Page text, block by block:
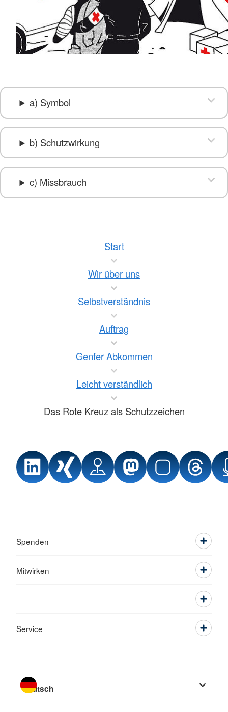
a) Symbol
b) Schutzwirkung
c) Missbrauch
Start
Wir über uns
Selbstverständnis
Auftrag
Genfer Abkommen
Leicht verständlich
Das Rote Kreuz als Schutzzeichen
Spenden
Mitwirken
Service
Sprache wechseln zu